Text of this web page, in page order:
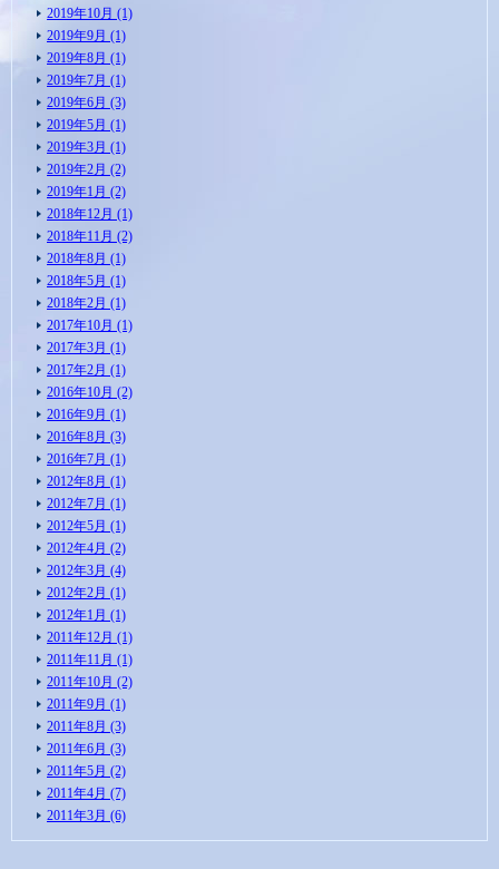
2019年10月 (1)
2019年9月 (1)
2019年8月 (1)
2019年7月 (1)
2019年6月 (3)
2019年5月 (1)
2019年3月 (1)
2019年2月 (2)
2019年1月 (2)
2018年12月 (1)
2018年11月 (2)
2018年8月 (1)
2018年5月 (1)
2018年2月 (1)
2017年10月 (1)
2017年3月 (1)
2017年2月 (1)
2016年10月 (2)
2016年9月 (1)
2016年8月 (3)
2016年7月 (1)
2012年8月 (1)
2012年7月 (1)
2012年5月 (1)
2012年4月 (2)
2012年3月 (4)
2012年2月 (1)
2012年1月 (1)
2011年12月 (1)
2011年11月 (1)
2011年10月 (2)
2011年9月 (1)
2011年8月 (3)
2011年6月 (3)
2011年5月 (2)
2011年4月 (7)
2011年3月 (6)